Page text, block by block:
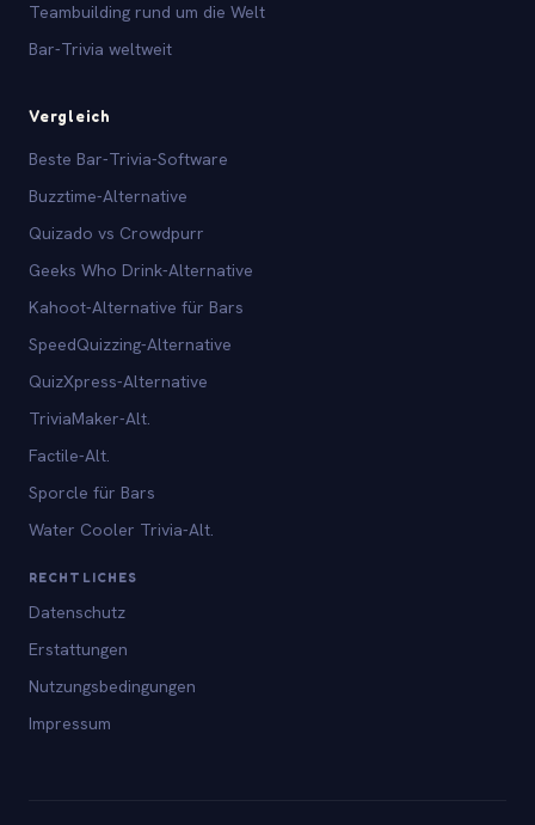
Teambuilding rund um die Welt
Bar-Trivia weltweit
Vergleich
Beste Bar-Trivia-Software
Buzztime-Alternative
Quizado vs Crowdpurr
Geeks Who Drink-Alternative
Kahoot-Alternative für Bars
SpeedQuizzing-Alternative
QuizXpress-Alternative
TriviaMaker-Alt.
Factile-Alt.
Sporcle für Bars
Water Cooler Trivia-Alt.
RECHTLICHES
Datenschutz
Erstattungen
Nutzungsbedingungen
Impressum